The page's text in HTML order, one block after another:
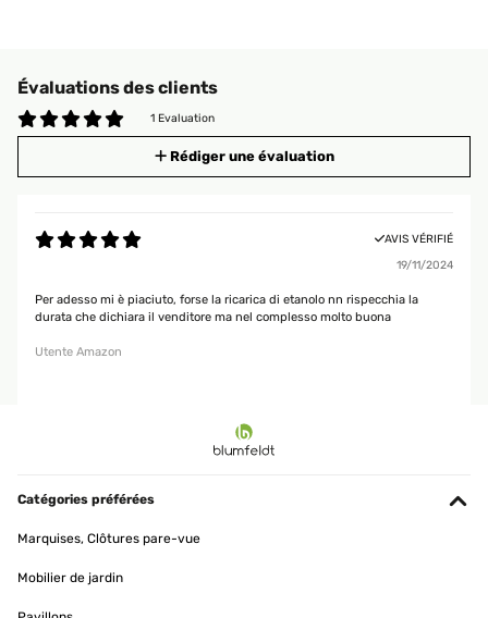
Évaluations des clients
1 Evaluation
Rédiger une évaluation
AVIS VÉRIFIÉ
19/11/2024
Per adesso mi è piaciuto, forse la ricarica di etanolo nn rispecchia la
durata che dichiara il venditore ma nel complesso molto buona
Utente Amazon
Catégories préférées
Marquises, Clôtures pare-vue
Mobilier de jardin